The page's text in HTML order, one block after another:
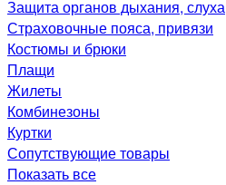
Защита органов дыхания, слуха
Страховочные пояса, привязи
Костюмы и брюки
Плащи
Жилеты
Комбинезоны
Куртки
Сопутствующие товары
Показать все